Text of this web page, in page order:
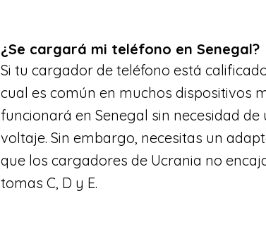
¿Se cargará mi teléfono en Senegal?
Si tu cargador de teléfono está
cual es común en muchos dispositivos
funcionará en Senegal sin necesidad
voltaje. Sin embargo, necesitas un
que los cargadores de Ucrania no
tomas C, D y E.